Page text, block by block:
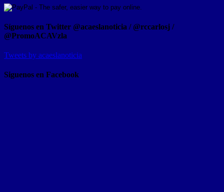
Síguenos en Twitter @acaeslanoticia / @rccarlosj /
@PromoACAVzla
Tweets by acaeslanoticia
Siguenos en Facebook